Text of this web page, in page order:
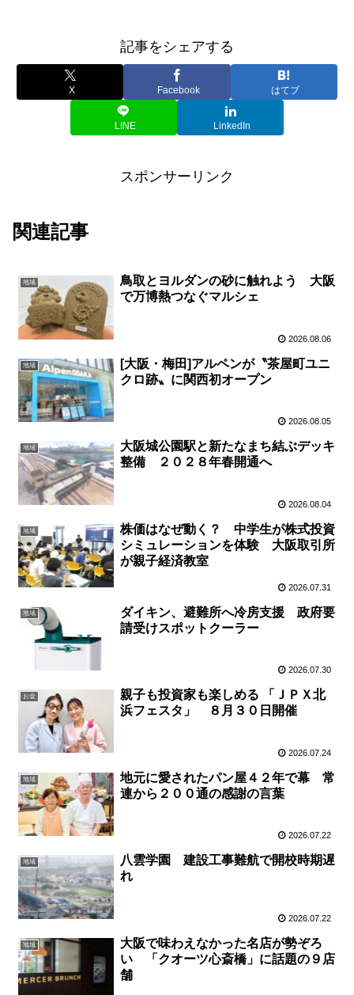
記事をシェアする
X Facebook はてブ
LINE LinkedIn
スポンサーリンク
関連記事
地域
鳥取とヨルダンの砂に触れよう 大阪
で万博熱つなぐマルシェ
2026.08.06
地域
[大阪・梅田]アルペンが〝茶屋町ユニ
クロ跡〟に関西初オープン
2026.08.05
地域
大阪城公園駅と新たなまち結ぶデッキ
整備 ２０２８年春開通へ
2026.08.04
地域
株価はなぜ動く？ 中学生が株式投資
シミュレーションを体験 大阪取引所
が親子経済教室
2026.07.31
地域
ダイキン、避難所へ冷房支援 政府要
請受けスポットクーラー
2026.07.30
お金
親子も投資家も楽しめる 「ＪＰＸ北
浜フェスタ」 ８月３０日開催
2026.07.24
地域
地元に愛されたパン屋４２年で幕 常
連から２００通の感謝の言葉
2026.07.22
地域
八雲学園 建設工事難航で開校時期遅
れ
2026.07.22
地域
大阪で味わえなかった名店が勢ぞろ
い 「クオーツ心斎橋」に話題の９店
舗